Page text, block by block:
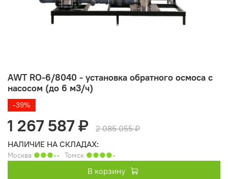
AWT RO-6/8040 - установка обратного осмоса с
насосом (до 6 м3/ч)
-39%
1 267 587 ₽
2 085 055 ₽
НАЛИЧИЕ НА СКЛАДАХ:
Москва ●●●◦◦ Томск ●●●●◦
В корзину